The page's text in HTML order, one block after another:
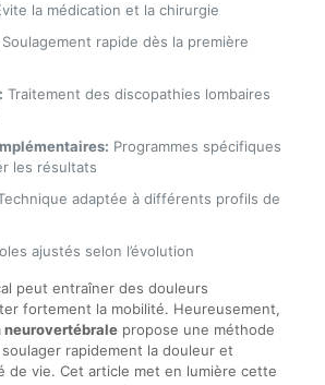
la médication et la chirurgie
Soulagement rapide dès la première
Traitement des discopathies lombaires
Programmes spécifiques
les résultats
adaptée à différents profils de
ajustés selon l’évolution
peut entraîner des douleurs
fortement la mobilité. Heureusement,
neurovertébralepropose une méthode
rapidement la douleur et
de vie. Cet article met en lumière cette